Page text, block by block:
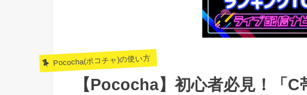
Pococha(ポコチャ)の使い方
【Pococha】初心者必見！「